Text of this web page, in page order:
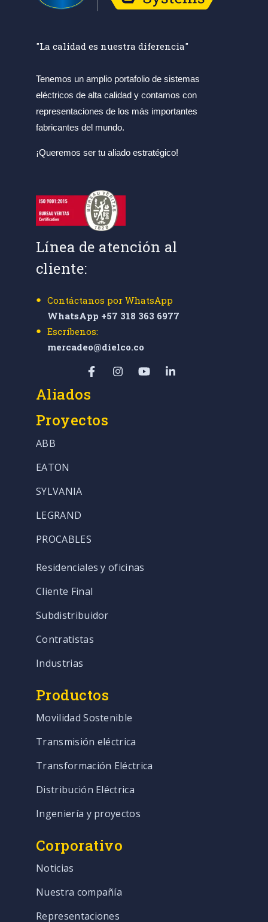
"La calidad es nuestra diferencia"
Tenemos un amplio portafolio de sistemas
eléctricos de alta calidad y contamos con
representaciones de los más importantes
fabricantes del mundo.
¡Queremos ser tu aliado estratégico!
Línea de atención al
cliente:
Contáctanos por WhatsApp
WhatsApp +57 318 363 6977
Escríbenos:
mercadeo@dielco.co
Aliados
Proyectos
ABB
EATON
SYLVANIA
LEGRAND
PROCABLES
Residenciales y oficinas
Cliente Final
Subdistribuidor
Contratistas
Industrias
Productos
Movilidad Sostenible
Transmisión eléctrica
Transformación Eléctrica
Distribución Eléctrica
Ingeniería y proyectos
Corporativo
Noticias
Nuestra compañía
Representaciones